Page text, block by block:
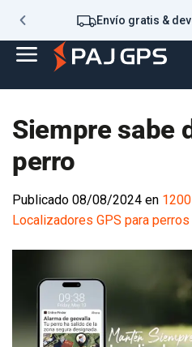
Envío gratis &
Siempre sabe
perro
Publicado 08/08/2024 en
Localizadores GPS para perros